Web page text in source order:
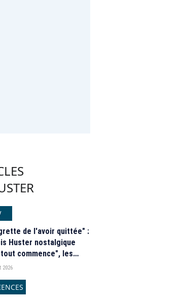
de l'avoir quittée" :
Huster nostalgique
commence", les
de Catherine
2026